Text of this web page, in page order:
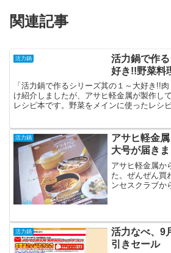
関連記事
活力鍋
活力鍋で作
好き!!野菜料
「活力鍋で作るシリーズ其の１～大好き!!
け紹介しましたが、アサヒ軽金属が製作し
レシピ本です。野菜をメインに使ったレシ
活力鍋
アサヒ軽金
大号が届きま
アサヒ軽金属か
た。ぜんぜん買
ンセスクラブか
す。
活力鍋
活力なべ、9
引きセール